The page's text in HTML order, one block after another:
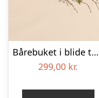
Bårebuket i blide toner
299,00 kr.